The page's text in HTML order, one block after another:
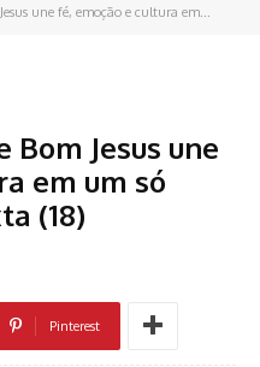
une fé, emoção e cultura em...
Bom Jesus une
em um só
(18)
Pinterest